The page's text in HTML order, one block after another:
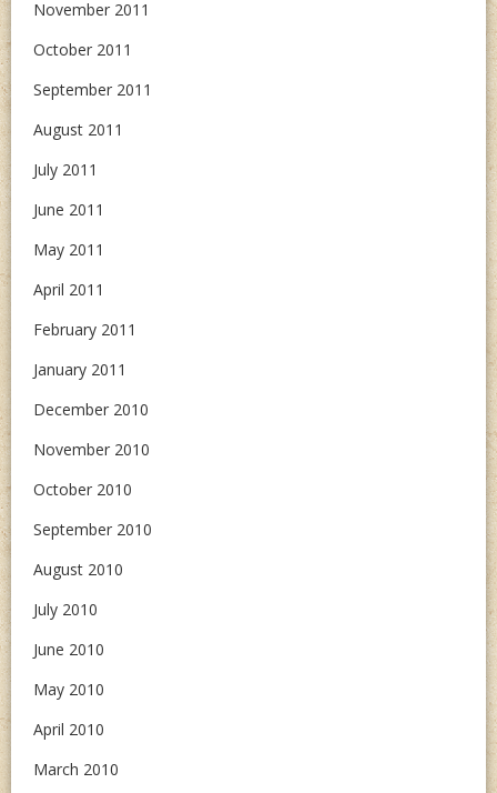
November 2011
October 2011
September 2011
August 2011
July 2011
June 2011
May 2011
April 2011
February 2011
January 2011
December 2010
November 2010
October 2010
September 2010
August 2010
July 2010
June 2010
May 2010
April 2010
March 2010